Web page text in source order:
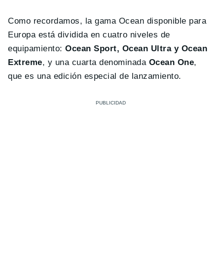
Como recordamos, la gama Ocean disponible para
Europa está dividida en cuatro niveles de
equipamiento:Ocean Sport, Ocean Ultra y Ocean
Extreme, y una cuarta denominada Ocean One,
que es una edición especial de lanzamiento.